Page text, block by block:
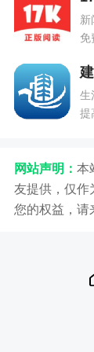
新
免
生
提
网站声明： 本
友提供，仅作
您的权益，请